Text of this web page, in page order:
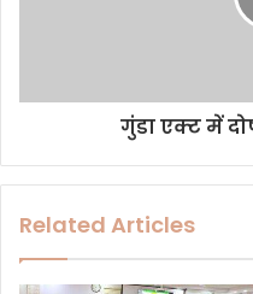
गुंडा एक्ट में
Related Articles